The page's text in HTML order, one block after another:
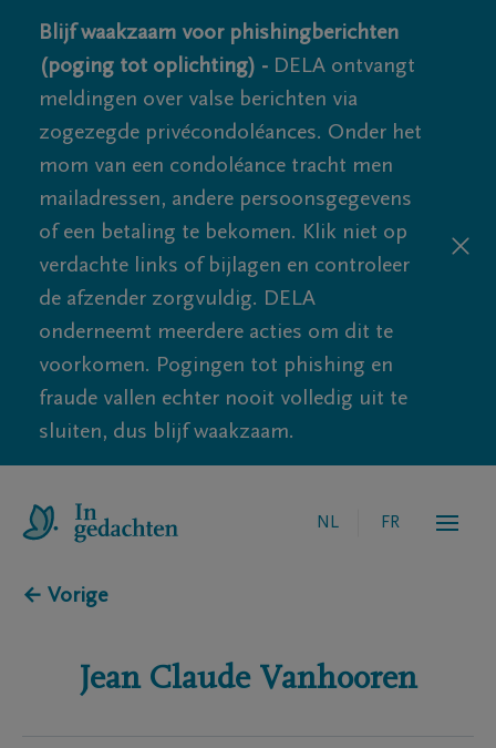
Blijf waakzaam voor phishingberichten
(poging tot oplichting) - DELA ontvangt
meldingen over valse berichten via
zogezegde privécondoléances. Onder het
mom van een condoléance tracht men
mailadressen, andere persoonsgegevens
of een betaling te bekomen. Klik niet op
verdachte links of bijlagen en controleer
de afzender zorgvuldig. DELA
onderneemt meerdere acties om dit te
voorkomen. Pogingen tot phishing en
fraude vallen echter nooit volledig uit te
sluiten, dus blijf waakzaam.
NL FR
← Vorige
Jean Claude Vanhooren